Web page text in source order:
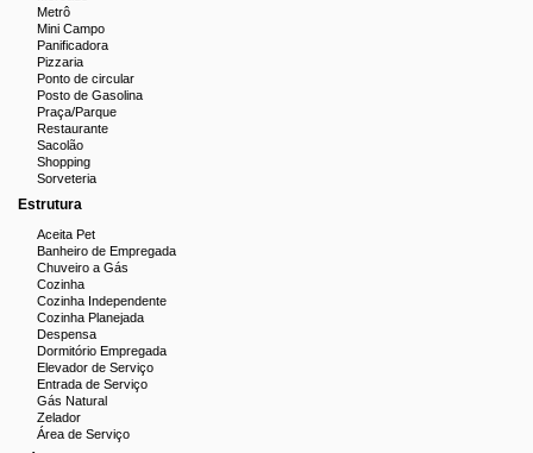
Metrô
Mini Campo
Panificadora
Pizzaria
Ponto de circular
Posto de Gasolina
Praça/Parque
Restaurante
Sacolão
Shopping
Sorveteria
Estrutura
Aceita Pet
Banheiro de Empregada
Chuveiro a Gás
Cozinha
Cozinha Independente
Cozinha Planejada
Despensa
Dormitório Empregada
Elevador de Serviço
Entrada de Serviço
Gás Natural
Zelador
Área de Serviço